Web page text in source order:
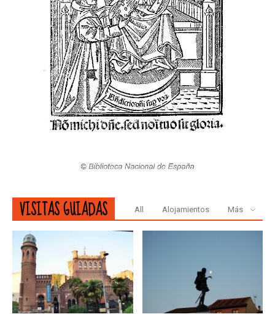
VISITAS GUIADAS All Alojamientos Más